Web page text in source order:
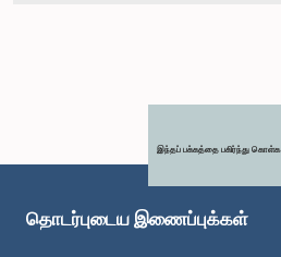
பி.ப. 1:22 - பி.ப. 1:29இந்தப் பக்கத்தை பகிர்ந்து கொள்க
தொடர்புடைய இணைப்புக்கள்